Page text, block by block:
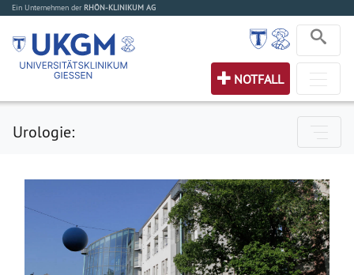
Ein Unternehmen der RHÖN-KLINIKUM AG
NOTFALL
Urologie: